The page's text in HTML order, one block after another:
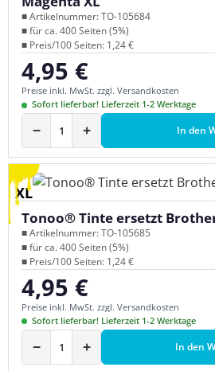
■ Artikelnummer: TO-105684
■ für ca. 400 Seiten (5%)
■ Preis/100 Seiten: 1,24 €
Regulärer Preis:
4,95 €
Preise inkl. MwSt. zzgl. Versandkosten
Sofort lieferbar! Lieferzeit 1-2 Werktage
− + In den
XL
Tonoo® Tinte ersetzt Brother
■ Artikelnummer: TO-105685
■ für ca. 400 Seiten (5%)
■ Preis/100 Seiten: 1,24 €
Regulärer Preis:
4,95 €
Preise inkl. MwSt. zzgl. Versandkosten
Sofort lieferbar! Lieferzeit 1-2 Werktage
− + In den